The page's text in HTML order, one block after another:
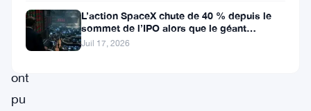
plateforme
ont
pu
L’action SpaceX chute de 40 % depuis le
sommet de l’IPO alors que le géant
aérospatial d’Elon Musk fait face
Juil 17, 2026